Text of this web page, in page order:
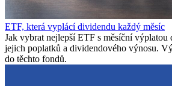
ETF, která vyplácí dividendu každý měsíc
Jak vybrat nejlepší ETF s měsíční výplatou
jejich poplatků a dividendového výnosu.
do těchto fondů.